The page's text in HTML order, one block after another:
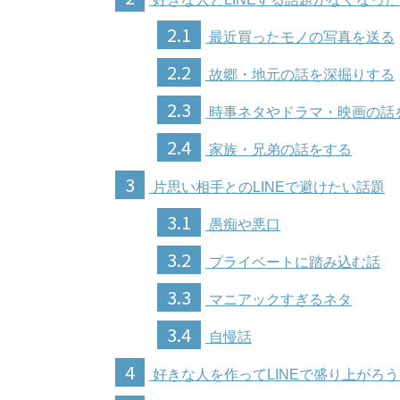
2.1 最近買ったモノの写真を送る
2.2 故郷・地元の話を深掘りする
2.3 時事ネタやドラマ・映画の話
2.4 家族・兄弟の話をする
3 片思い相手とのLINEで避けたい話題
3.1 愚痴や悪口
3.2 プライベートに踏み込む話
3.3 マニアックすぎるネタ
3.4 自慢話
4 好きな人を作ってLINEで盛り上がろう